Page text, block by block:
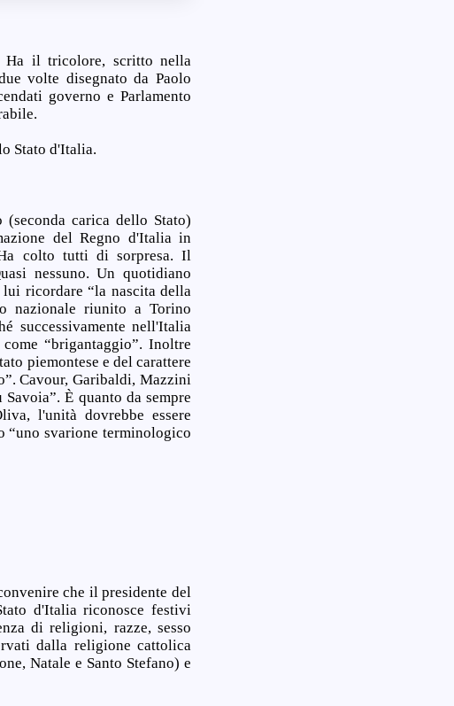
Ha il tricolore, scritto nella
volte disegnato da Paolo
governo e Parlamento
Stato d'Italia.
(seconda carica dello Stato)
del Regno d'Italia in
colto tutti di sorpresa. Il
nessuno. Un quotidiano
ricordare “la nascita della
nazionale riunito a Torino
successivamente nell'Italia
“brigantaggio”. Inoltre
piemontese e del carattere
Cavour, Garibaldi, Mazzini
È quanto da sempre
l'unità dovrebbe essere
“uno svarione terminologico
che il presidente del
d'Italia riconosce festivi
di religioni, razze, sesso
dalla religione cattolica
Natale e Santo Stefano) e